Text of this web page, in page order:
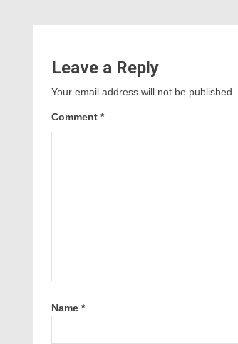
Leave a Reply
Your email address will not be published.
Comment *
Name *